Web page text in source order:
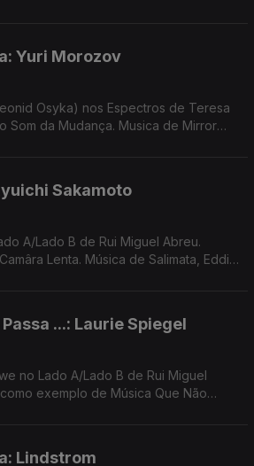
Yuri Morozov
Osyka) nos Espectros de Teresa
Som da Mudança. Musica de Mirror
Sakamoto
A/Lado B de Rui Miguel Abreu.
Lenta. Música de Salimata, Eddie
...: Laurie Spiegel
no Lado A/Lado B de Rui Miguel
exemplo de Música Que Não
Lindstrom